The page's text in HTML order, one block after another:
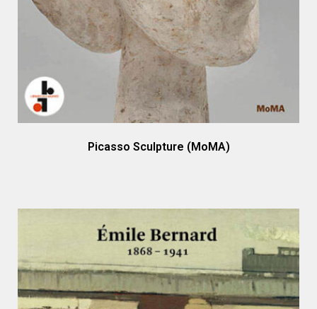
Picasso Sculpture (MoMA)